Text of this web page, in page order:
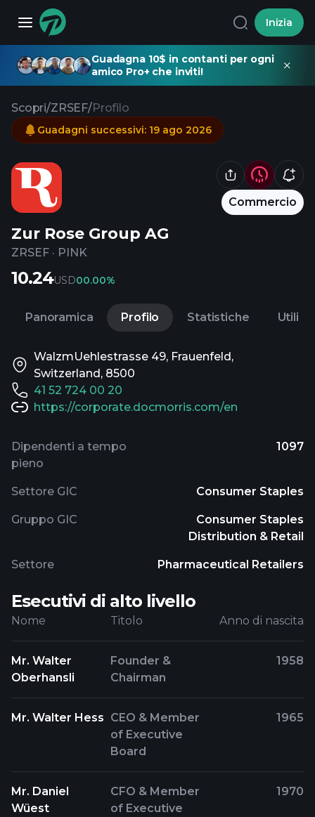
Inizia
Guadagna 10$ in contanti per ogni
amico Pro+ che inviti!
Scopri/ZRSEF/Profilo
Commercio
Zur Rose Group AG
ZRSEF · PINK
Guadagni successivi: 19 ago 2026
10.24USD00.00%
Panoramica Profilo Statistiche Utili
WalzmUehlestrasse 49, Frauenfeld,
Switzerland, 8500
41 52 724 00 20
https://corporate.docmorris.com/en
Dipendenti a tempo
pieno
1097
Settore GIC Consumer Staples
Gruppo GIC
Consumer Staples
Distribution & Retail
Settore Pharmaceutical Retailers
Esecutivi di alto livello
Nome Titolo Anno di nascita
Mr. Walter
Oberhansli
Founder &
Chairman
1958
Mr. Walter Hess CEO & Member
of Executive
Board
1965
Mr. Daniel
Wüest
CFO & Member
of Executive
1970